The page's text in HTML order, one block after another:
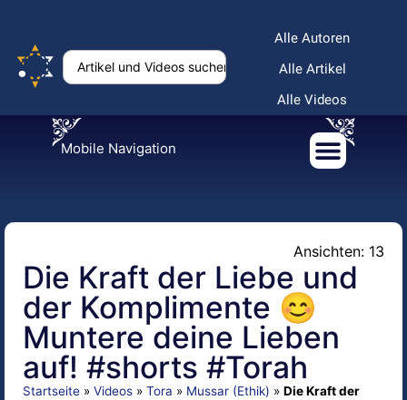
Alle Autoren
Alle Artikel
Alle Videos
Mobile Navigation
Ansichten: 13
Die Kraft der Liebe und
der Komplimente 😊
Muntere deine Lieben
auf! #shorts #Torah
Startseite » Videos » Tora » Mussar (Ethik) » Die Kraft der